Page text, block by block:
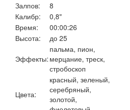
Залпов:
8
Калибр:
0,8"
Время:
00:00:26
Высота:
до 25
Эффекты:
пальма, пион,
мерцание, треск,
стробоскоп
Цвета:
красный, зеленый,
серебряный,
золотой,